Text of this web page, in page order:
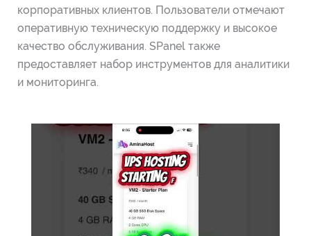
корпоративных клиентов. Пользователи отмечают
оперативную техническую поддержку и высокое
качество обслуживания. SPanel также
предоставляет набор инструментов для аналитики
и мониторинга.